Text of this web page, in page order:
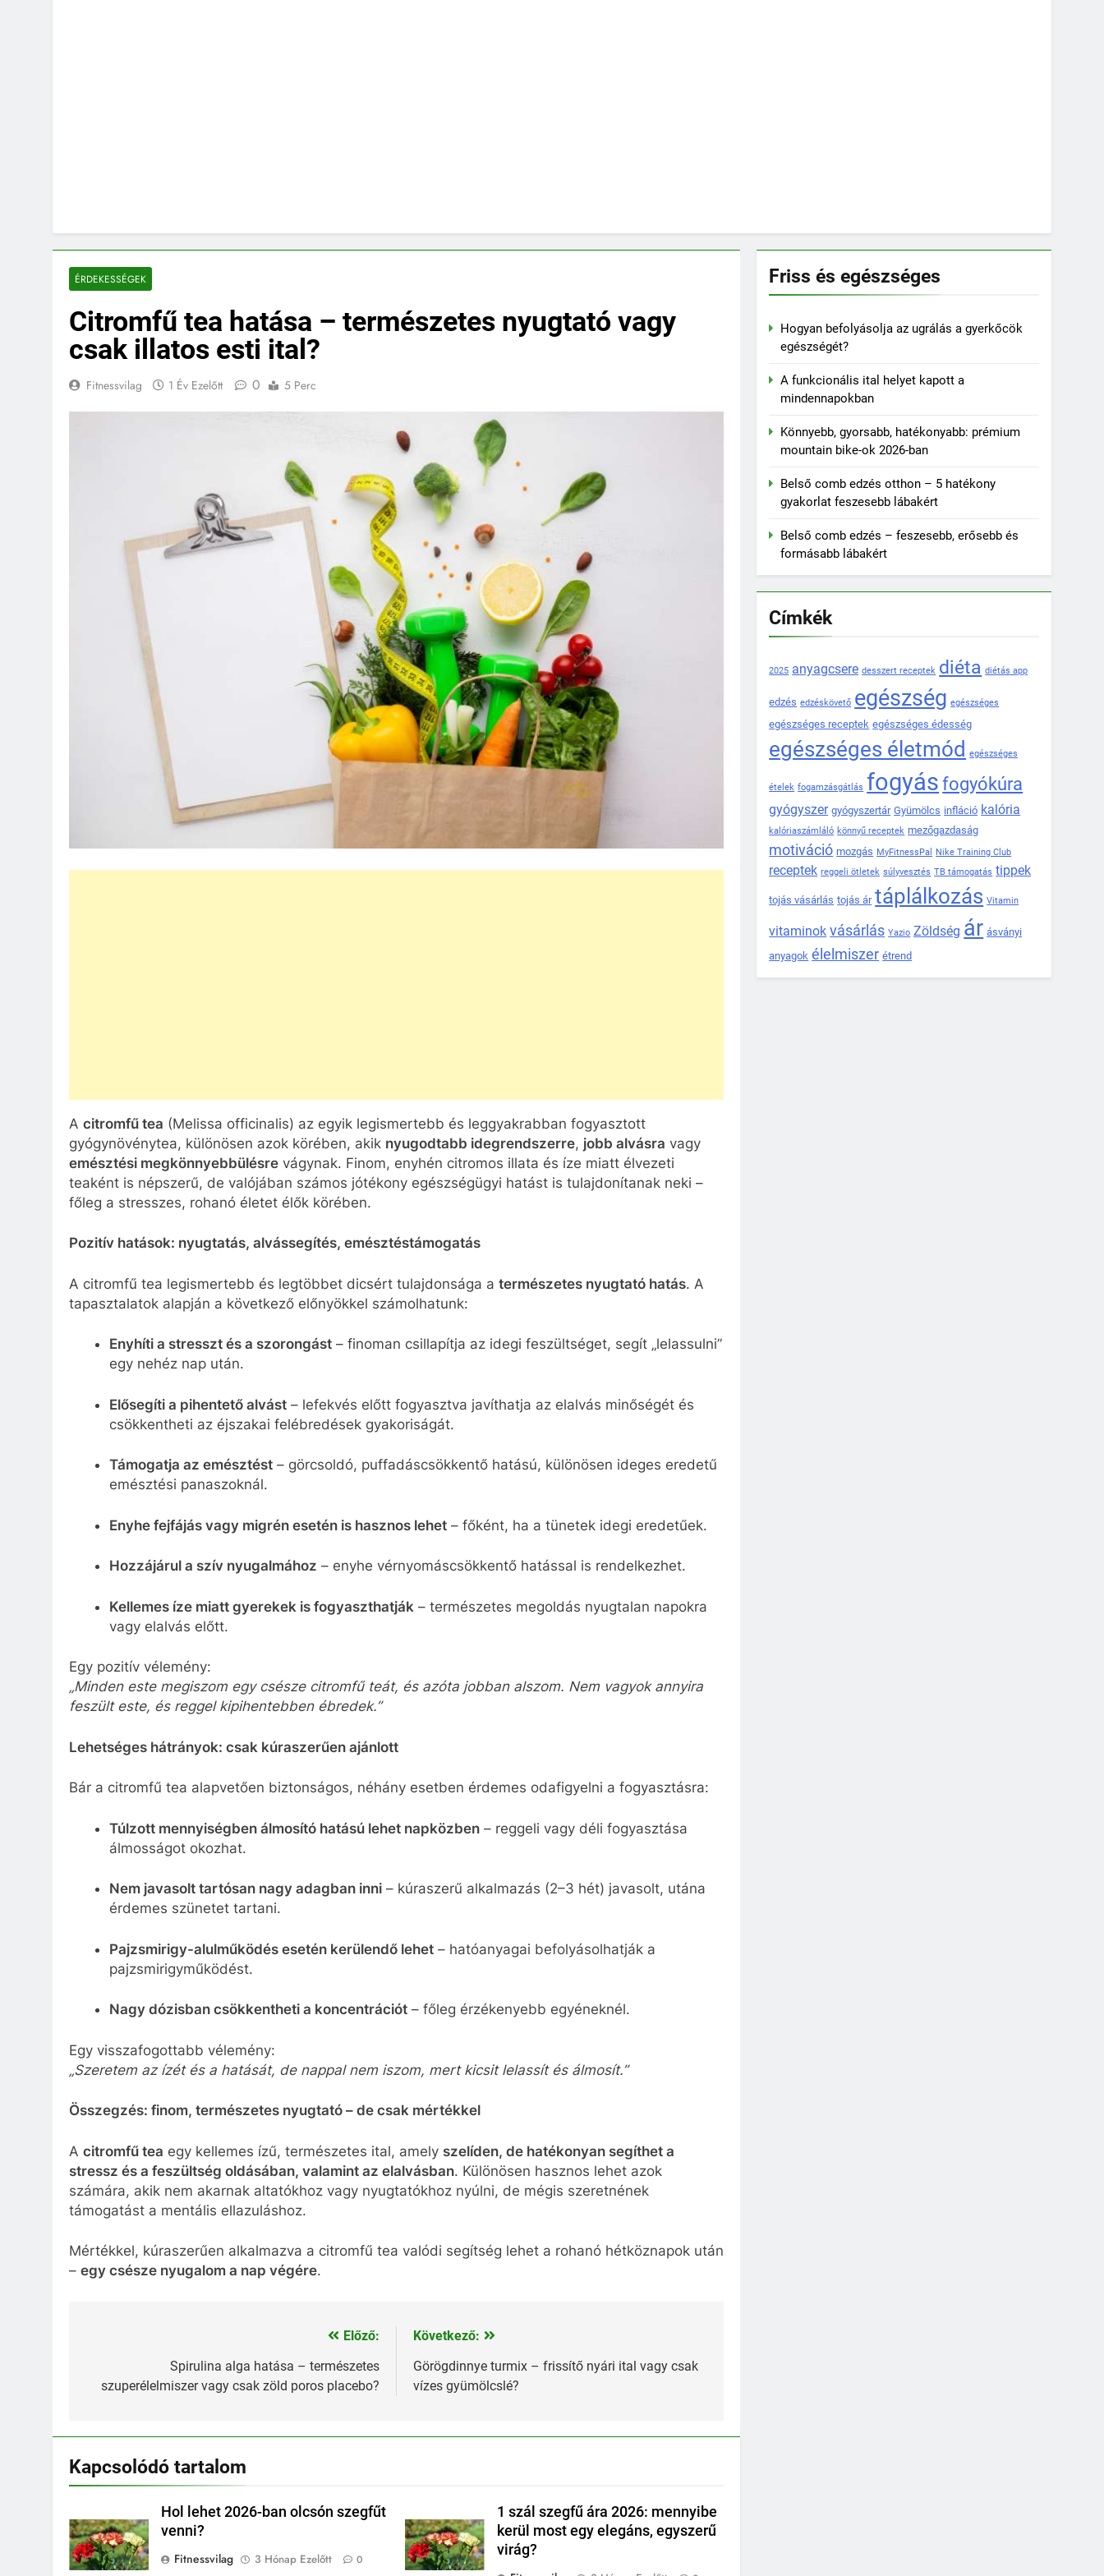
ÉRDEKESSÉGEK
Citromfű tea hatása – természetes nyugtató vagy
csak illatos esti ital?
Fitnessvilag 1 Év Ezelőtt 0 5 Perc
A citromfű tea (Melissa officinalis) az egyik legismertebb és leggyakrabban fogyasztott
gyógynövénytea, különösen azok körében, akik nyugodtabb idegrendszerre, jobb alvásra vagy
emésztési megkönnyebbülésre vágynak. Finom, enyhén citromos illata és íze miatt élvezeti
teaként is népszerű, de valójában számos jótékony egészségügyi hatást is tulajdonítanak neki –
főleg a stresszes, rohanó életet élők körében.
Pozitív hatások: nyugtatás, alvássegítés, emésztéstámogatás
A citromfű tea legismertebb és legtöbbet dicsért tulajdonsága a természetes nyugtató hatás. A
tapasztalatok alapján a következő előnyökkel számolhatunk:
Enyhíti a stresszt és a szorongást– finoman csillapítja az idegi feszültséget, segít „lelassulni”
egy nehéz nap után.
Elősegíti a pihentető alvást– lefekvés előtt fogyasztva javíthatja az elalvás minőségét és
csökkentheti az éjszakai felébredések gyakoriságát.
Támogatja az emésztést– görcsoldó, puffadáscsökkentő hatású, különösen ideges eredetű
emésztési panaszoknál.
Enyhe fejfájás vagy migrén esetén is hasznos lehet– főként, ha a tünetek idegi eredetűek.
Hozzájárul a szív nyugalmához – enyhe vérnyomáscsökkentő hatással is rendelkezhet.
Kellemes íze miatt gyerekek is fogyaszthatják – természetes megoldás nyugtalan napokra
vagy elalvás előtt.
Egy pozitív vélemény:
„Minden este megiszom egy csésze citromfű teát, és azóta jobban alszom. Nem vagyok annyira
feszült este, és reggel kipihentebben ébredek.”
Lehetséges hátrányok: csak kúraszerűen ajánlott
Bár a citromfű tea alapvetően biztonságos, néhány esetben érdemes odafigyelni a fogyasztásra:
Túlzott mennyiségben álmosító hatású lehet napközben– reggeli vagy déli fogyasztása
álmosságot okozhat.
Nem javasolt tartósan nagy adagban inni– kúraszerű alkalmazás (2–3 hét) javasolt, utána
érdemes szünetet tartani.
Pajzsmirigy-alulműködés esetén kerülendő lehet– hatóanyagai befolyásolhatják a
pajzsmirigyműködést.
Nagy dózisban csökkentheti a koncentrációt– főleg érzékenyebb egyéneknél.
Egy visszafogottabb vélemény:
„Szeretem az ízét és a hatását, de nappal nem iszom, mert kicsit lelassít és álmosít.”
Összegzés: finom, természetes nyugtató – de csak mértékkel
A citromfű tea egy kellemes ízű, természetes ital, amely szelíden, de hatékonyan segíthet a
stressz és a feszültség oldásában, valamint az elalvásban. Különösen hasznos lehet azok
számára, akik nem akarnak altatókhoz vagy nyugtatókhoz nyúlni, de mégis szeretnének
támogatást a mentális ellazuláshoz.
Mértékkel, kúraszerűen alkalmazva a citromfű tea valódi segítség lehet a rohanó hétköznapok után
– egy csésze nyugalom a nap végére.
Előző:
Spirulina alga hatása – természetes
szuperélelmiszer vagy csak zöld poros placebo?
Következő:
Görögdinnye turmix – frissítő nyári ital vagy csak
vízes gyümölcslé?
Kapcsolódó tartalom
Hol lehet 2026-ban olcsón szegfűt
venni?
Fitnessvilag
3 Hónap Ezelőtt 0
1 szál szegfű ára 2026: mennyibe
kerül most egy elegáns, egyszerű
virág?
Friss és egészséges
Hogyan befolyásolja az ugrálás a gyerkőcök
egészségét?
A funkcionális ital helyet kapott a
mindennapokban
Könnyebb, gyorsabb, hatékonyabb: prémium
mountain bike-ok 2026-ban
Belső comb edzés otthon – 5 hatékony
gyakorlat feszesebb lábakért
Belső comb edzés – feszesebb, erősebb és
formásabb lábakért
Címkék
2025 anyagcsere desszert receptek diéta diétás app
edzés edzéskövető egészség egészséges
egészséges receptek egészséges édesség
egészséges életmód egészséges
ételek fogamzásgátlás fogyás fogyókúra
gyógyszer gyógyszertár Gyümölcs infláció kalória
kalóriaszámláló könnyű receptek mezőgazdaság
motiváció mozgás MyFitnessPal Nike Training Club
receptek reggeli ötletek súlyvesztés TB támogatás tippek
tojás vásárlás tojás ár táplálkozás Vitamin
vitaminok vásárlás Yazio Zöldség ár ásványi
anyagok élelmiszer étrend